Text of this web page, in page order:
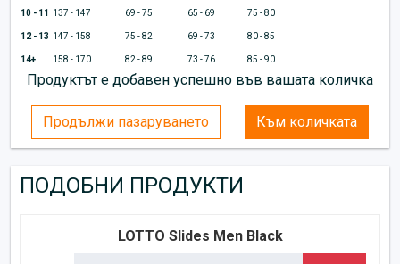
10 - 11 137 - 147 69 - 75 65 - 69 75 - 80
12 - 13 147 - 158 75 - 82 69 - 73 80 - 85
14+ 158 - 170 82 - 89 73 - 76 85 - 90
Продуктът е добавен успешно във вашата количка
Продължи пазаруването Към количката
ПОДОБНИ ПРОДУКТИ
LOTTO Slides Men Black